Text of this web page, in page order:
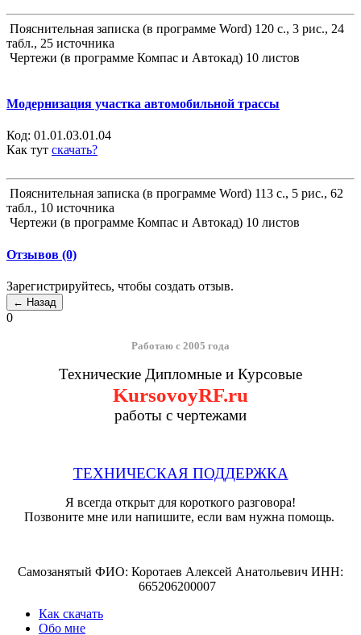
Пояснительная записка (в программе Word) 120 с., 3 рис., 24
табл., 25 источника
Чертежи (в программе Компас и Автокад) 10 листов
Модернизация участка автомобильной трассы
Код: 01.01.03.01.04
Как тут скачать?
Пояснительная записка (в программе Word) 113 с., 5 рис., 62
табл., 10 источника
Чертежи (в программе Компас и Автокад) 10 листов
Отзывов (0)
Зарегистрируйтесь, чтобы создать отзыв.
0
Работаю с 2005 года
Технические Дипломные и Курсовые
KursovoyRF.ru
работы с чертежами
ТЕХНИЧЕСКАЯ ПОДДЕРЖКА
Я всегда открыт для короткого разговора!
Позвоните мне или напишите, если вам нужна помощь.
Самозанятый ФИО: Коротаев Алексей Анатольевич ИНН:
665206200007
Как скачать
Обо мне